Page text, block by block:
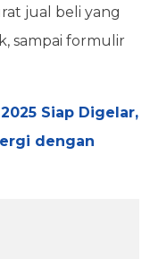
jual beli yang
sampai formulir
Siap Digelar,
dengan